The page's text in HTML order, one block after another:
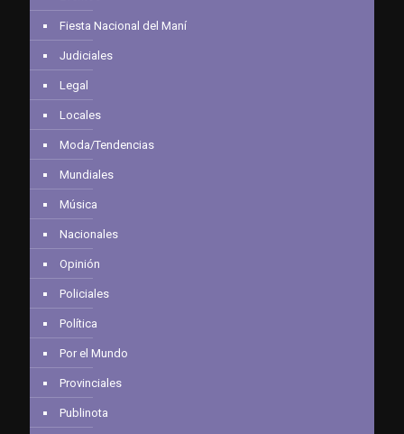
Fiesta Nacional del Maní
Judiciales
Legal
Locales
Moda/Tendencias
Mundiales
Música
Nacionales
Opinión
Policiales
Política
Por el Mundo
Provinciales
Publinota